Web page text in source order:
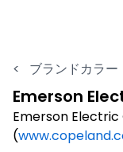
< ブランドカラー
Emerson
Emerson Electric
(